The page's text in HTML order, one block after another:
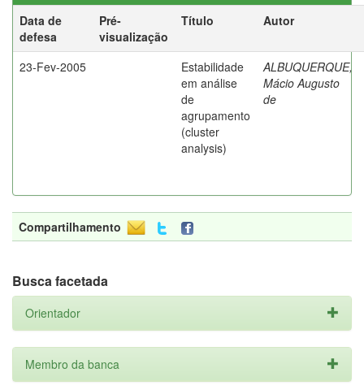
Data de
defesa
Pré-
visualização
Título Autor
23-Fev-2005
Estabilidade
em análise
de
agrupamento
(cluster
analysis)
ALBUQUERQUE,
Mácio Augusto
de
Compartilhamento
Busca facetada
Orientador
Membro da banca